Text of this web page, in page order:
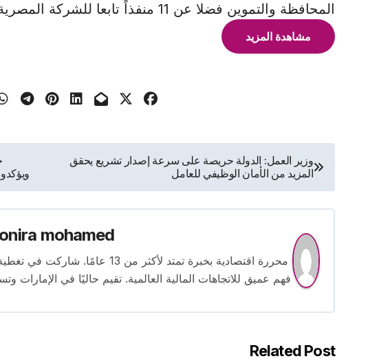
المحافظة والتموين فضلا عن 11 منفذاً تابعا للشركة المصرية لتجارة
مشاهدة المزيد
تصفّح
المقالات
وزير العمل: الدولة حريصة على سرعة إصدار تشريع يحقق
المزيد من الأمان الوظيفي للعامل
mohamed
محررة اقتصادية بخبرة تمتد لأكثر
فهم عميق للاتجاهات المالية العالمية. تقيم حاليًا في الإمارات
Related Post